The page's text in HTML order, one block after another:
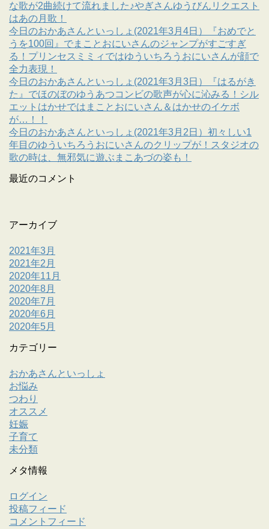
な歌が2曲続けて流れました♪やぎさんゆうびんリクエスト
はあの月歌！
今日のおかあさんといっしょ(2021年3月4日）『おめでと
うを100回』でまことおにいさんのジャンプがすごすぎ
る！プリンセスミミィではゆういちろうおにいさんが顔で
全力表現！
今日のおかあさんといっしょ(2021年3月3日）『はるがき
た』でほのぼのゆうあつコンビの歌声が心に沁みる！シル
エットはかせではまことおにいさん＆はかせのイケボ
が…！！
今日のおかあさんといっしょ(2021年3月2日）初々しい1
年目のゆういちろうおにいさんのクリップが！スタジオの
歌の時は、無邪気に遊ぶまこあづの姿も！
最近のコメント
アーカイブ
2021年3月
2021年2月
2020年11月
2020年8月
2020年7月
2020年6月
2020年5月
カテゴリー
おかあさんといっしょ
お悩み
つわり
オススメ
妊娠
子育て
未分類
メタ情報
ログイン
投稿フィード
コメントフィード